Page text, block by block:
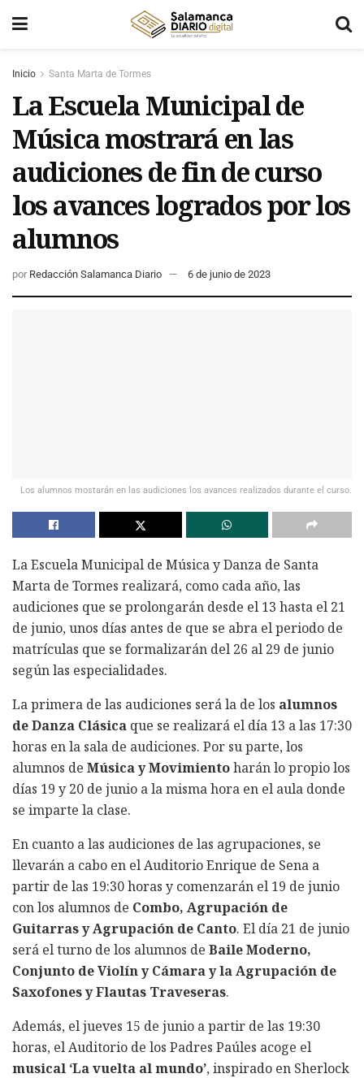
Inicio Santa Marta de Tormes
La Escuela Municipal de
Música mostrará en las
audiciones de fin de curso
los avances logrados por los
alumnos
por Redacción Salamanca Diario 6 de junio de 2023
Los alumnos mostarán en las audiciones los avances realizados durante el curso.
La Escuela Municipal de Música y Danza de Santa
Marta de Tormes realizará, como cada año, las
audiciones que se prolongarán desde el 13 hasta el 21
de junio, unos días antes de que se abra el periodo de
matrículas que se formalizarán del 26 al 29 de junio
según las especialidades.
La primera de las audiciones será la de los alumnos
de Danza Clásica que se realizará el día 13 a las 17:30
horas en la sala de audiciones. Por su parte, los
alumnos de Música y Movimientoharán lo propio los
días 19 y 20 de junio a la misma hora en el aula donde
se imparte la clase.
En cuanto a las audiciones de las agrupaciones, se
llevarán a cabo en el Auditorio Enrique de Sena a
partir de las 19:30 horas y comenzarán el 19 de junio
con los alumnos de Combo, Agrupación de
Guitarras y Agrupación de Canto. El día 21 de junio
será el turno de los alumnos de Baile Moderno,
Conjunto de Violín y Cámara y la Agrupación de
Saxofones y Flautas Traveseras.
Además, el jueves 15 de junio a partir de las 19:30
horas, el Auditorio de los Padres Paúles acoge el
musical ‘La vuelta al mundo’, inspirado en Sherlock